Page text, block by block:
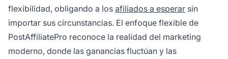
flexibilidad, obligando a los afiliados a esperar sin
importar sus circunstancias. El enfoque flexible de
PostAffiliatePro reconoce la realidad del marketing
moderno, donde las ganancias fluctúan y las